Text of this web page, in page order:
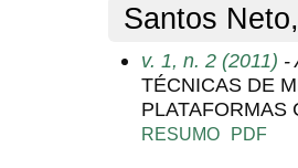
Santos
v. 1, n. 2 (2011) -
TÉCNICAS DE
PLATAFORMAS
RESUMO PDF